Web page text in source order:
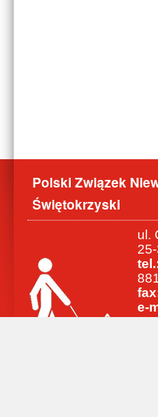
Polski Związek
Świętokrzyski
ul.
e-